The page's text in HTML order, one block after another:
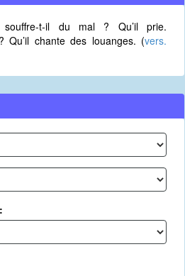
souffre-t-il du mal ? Qu’il prie.
Qu’il chante des louanges. (vers.